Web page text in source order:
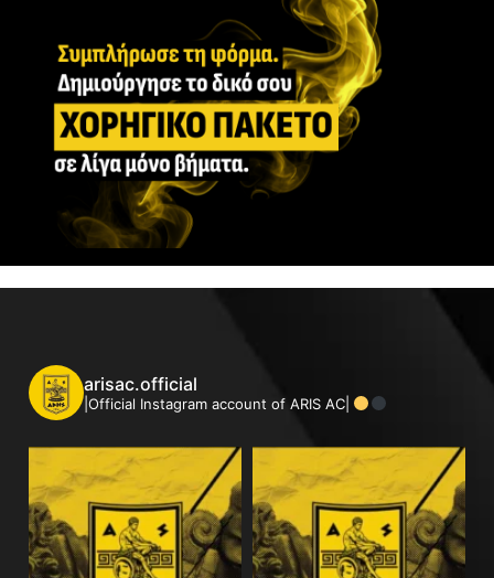
arisac.official
|Official Instagram account of ARIS AC|